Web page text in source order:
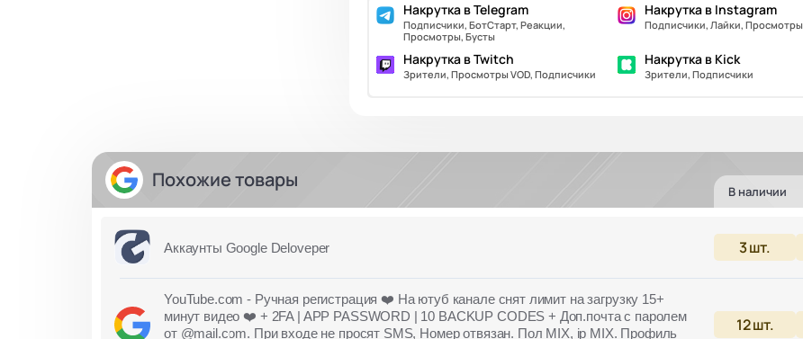
Накрутка в Telegram
Подписчики, БотСтарт, Реакции,
Просмотры, Бусты
Накрутка в Instagram
Подписчики, Лайки, Просмотры
Накрутка в Twitch
Зрители, Просмотры VOD, Подписчики
Накрутка в Kick
Зрители, Подписчики
Похожие товары В наличии
Аккаунты Google Deloveper 3шт.
YouTube.com - Ручная регистрация ❤️ На ютуб канале снят лимит на загрузку 15+
минут видео ❤️ + 2FA | APP PASSWORD | 10 BACKUP CODES + Доп.почта с паролем
от @mail.com. При входе не просят SMS, Номер отвязан. Пол MIX, ip MIX. Профиль
12шт.